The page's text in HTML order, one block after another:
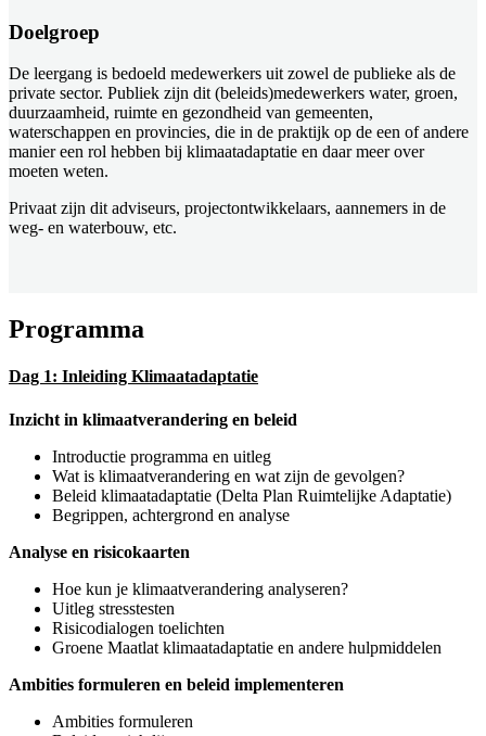
Doelgroep
De leergang is bedoeld medewerkers uit zowel de publieke als de
private sector. Publiek zijn dit (beleids)medewerkers water, groen,
duurzaamheid, ruimte en gezondheid van gemeenten,
waterschappen en provincies, die in de praktijk op de een of andere
manier een rol hebben bij klimaatadaptatie en daar meer over
moeten weten.
Privaat zijn dit adviseurs, projectontwikkelaars, aannemers in de
weg- en waterbouw, etc.
Programma
Dag 1: Inleiding Klimaatadaptatie
Inzicht in klimaatverandering en beleid
Introductie programma en uitleg
Wat is klimaatverandering en wat zijn de gevolgen?
Beleid klimaatadaptatie (Delta Plan Ruimtelijke Adaptatie)
Begrippen, achtergrond en analyse
Analyse en risicokaarten
Hoe kun je klimaatverandering analyseren?
Uitleg stresstesten
Risicodialogen toelichten
Groene Maatlat klimaatadaptatie en andere hulpmiddelen
Ambities formuleren en beleid implementeren
Ambities formuleren